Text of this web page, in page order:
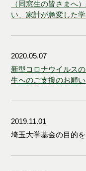
（同窓生の皆さまへ
い、家計が急変した
2020.05.07
新型コロナウイルス
生へのご支援のお願い
2019.11.01
埼玉大学基金の目的